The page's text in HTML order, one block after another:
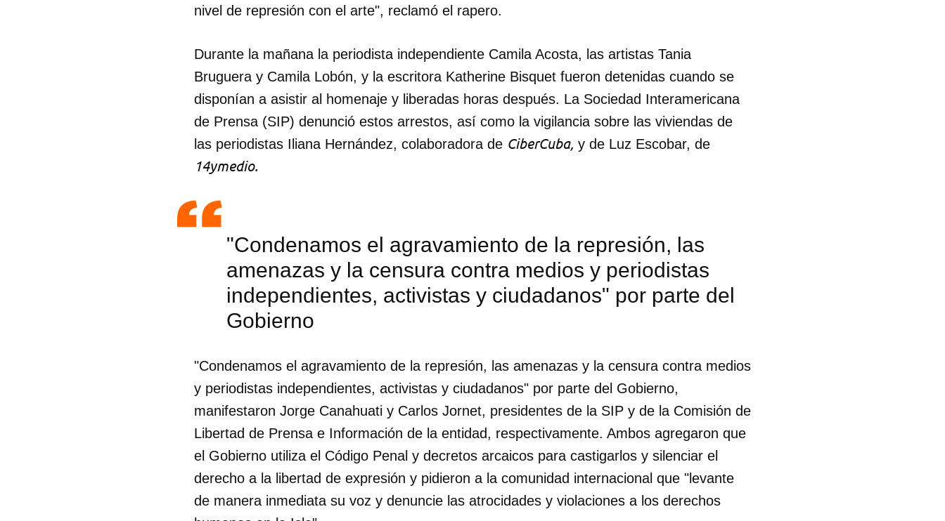
nivel de represión con el arte", reclamó el rapero.
Durante la mañana la periodista independiente Camila Acosta, las artistas Tania
Bruguera y Camila Lobón, y la escritora Katherine Bisquet fueron detenidas cuando se
disponían a asistir al homenaje y liberadas horas después. La Sociedad Interamericana
de Prensa (SIP) denunció estos arrestos, así como la vigilancia sobre las viviendas de
las periodistas Iliana Hernández, colaboradora de CiberCuba, y de Luz Escobar, de
14ymedio.
"Condenamos el agravamiento de la represión, las
amenazas y la censura contra medios y periodistas
independientes, activistas y ciudadanos" por parte del
Gobierno
"Condenamos el agravamiento de la represión, las amenazas y la censura contra medios
y periodistas independientes, activistas y ciudadanos" por parte del Gobierno,
manifestaron Jorge Canahuati y Carlos Jornet, presidentes de la SIP y de la Comisión de
Libertad de Prensa e Información de la entidad, respectivamente. Ambos agregaron que
el Gobierno utiliza el Código Penal y decretos arcaicos para castigarlos y silenciar el
derecho a la libertad de expresión y pidieron a la comunidad internacional que "levante
de manera inmediata su voz y denuncie las atrocidades y violaciones a los derechos